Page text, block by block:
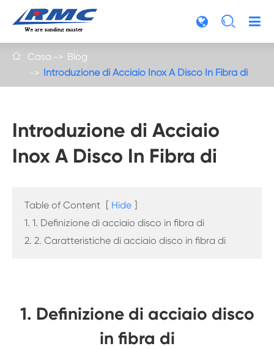

 Casa
Blog
Introduzione di Acciaio Inox A Disco In Fibra di
Introduzione di Acciaio
Inox A Disco In Fibra di
Table of Content [ Hide ]
1. 1. Definizione di acciaio disco in fibra di
2. 2. Caratteristiche di acciaio disco in fibra di
1. Definizione di acciaio disco
in fibra di